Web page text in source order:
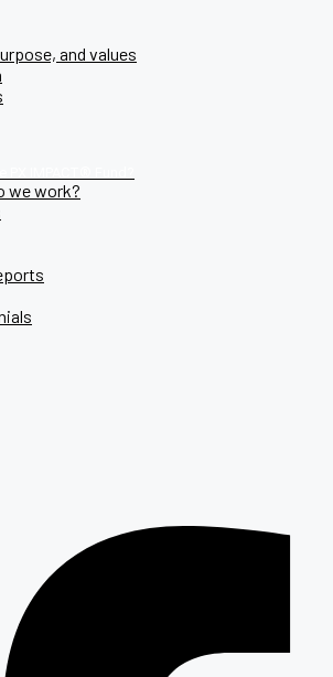
and values
we work?